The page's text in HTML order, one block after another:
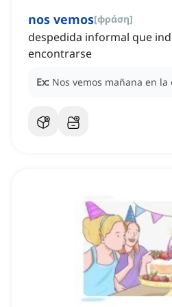
nos vemos[φράση]
despedida informal que
encontrarse
Ex: Nos vemos mañana en la